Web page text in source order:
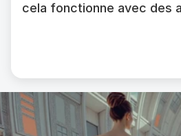
cela fonctionne avec des